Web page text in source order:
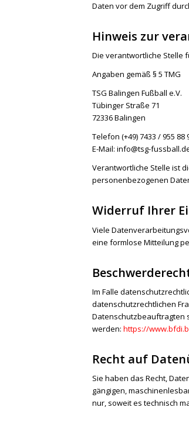
Daten vor dem Zugriff
Hinweis zur
Die verantwortliche Stelle
Angaben gemäß § 5 TMG
TSG Balingen Fußball e.V.
Tübinger Straße 71
72336 Balingen
Telefon (+49) 7433 / 955 88
E-Mail: info@tsg-
Verantwortliche Stelle ist
personenbezogenen
Widerruf Ihrer
Viele
eine formlose Mitteilung
Im Falle
datenschutzrechtlichen
Datenschutzbeauftragten
werden: https://
Recht auf
Sie haben das Recht,
gängigen,
nur, soweit es technisch